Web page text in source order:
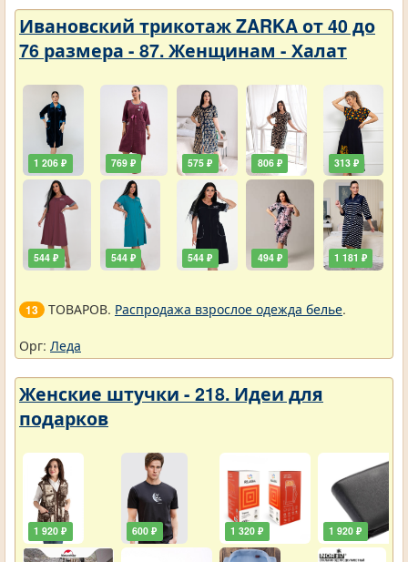
Ивановский трикотаж ZARKA от 40 до
76 размера - 87. Женщинам - Халат
1 206 ₽
544 ₽
769 ₽
544 ₽
575 ₽
544 ₽
806 ₽
494 ₽
313 ₽
1 181 ₽
13 ТОВАРОВ. Распродажа взрослое одежда белье.
Орг: Леда
Женские штучки - 218. Идеи для
подарков
1 920 ₽ 600 ₽ 1 320 ₽ 1 920 ₽